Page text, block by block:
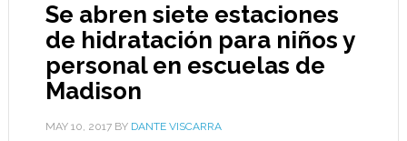
Se abren siete estaciones
de hidratación para niños y
personal en escuelas de
Madison
MAY 10, 2017BY DANTE VISCARRA